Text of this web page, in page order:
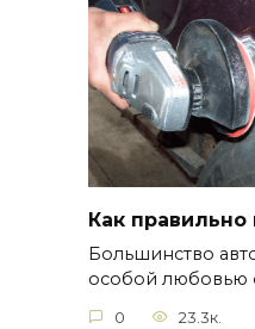
Как
Большинство
особой любовью
0 23.3к.